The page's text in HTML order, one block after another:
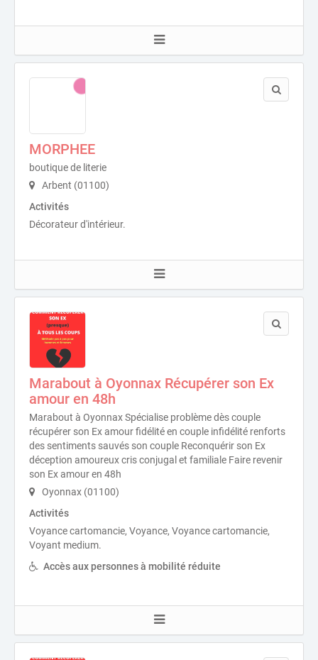
MORPHEE
boutique de literie
Arbent (01100)
Activités
Décorateur d'intérieur.
Marabout à Oyonnax Récupérer son Ex
amour en 48h
Marabout à Oyonnax Spécialise problème dès couple
récupérer son Ex amour fidélité en couple infidélité renforts
des sentiments sauvés son couple Reconquérir son Ex
déception amoureux cris conjugal et familiale Faire revenir
son Ex amour en 48h
Oyonnax (01100)
Activités
Voyance cartomancie, Voyance, Voyance cartomancie,
Voyant medium.
Accès aux personnes à mobilité réduite